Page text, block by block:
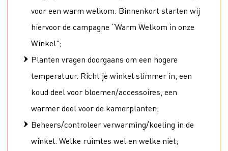
voor een warm welkom. Binnenkort starten wij
hiervoor de campagne “Warm Welkom in onze
Winkel";
Planten vragen doorgaans om een hogere
temperatuur. Richt je winkel slimmer in, een
koud deel voor bloemen/accessoires, een
warmer deel voor de kamerplanten;
Beheers/controleer verwarming/koeling in de
winkel. Welke ruimtes wel en welke niet;